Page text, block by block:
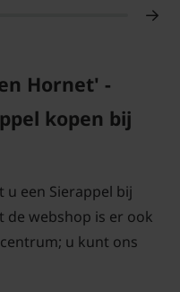
Hornet' -
kopen bij
een Sierappel bij
de webshop is er ook
u kunt ons